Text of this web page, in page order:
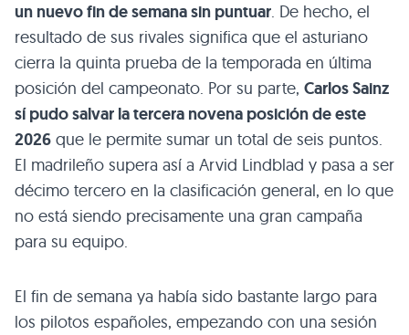
un nuevo fin de semana sin puntuar. De hecho, el
resultado de sus rivales significa que el asturiano
cierra la quinta prueba de la temporada en última
posición del campeonato. Por su parte, Carlos Sainz
sí pudo salvar la tercera novena posición de este
2026 que le permite sumar un total de seis puntos.
El madrileño supera así a Arvid Lindblad y pasa a ser
décimo tercero en la clasificación general, en lo que
no está siendo precisamente una gran campaña
para su equipo.
El fin de semana ya había sido bastante largo para
los pilotos españoles, empezando con una sesión